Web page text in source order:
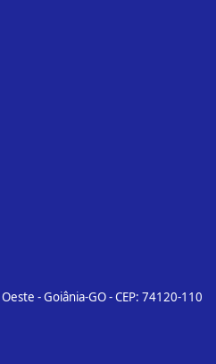
- Goiânia-GO - CEP: 74120-110